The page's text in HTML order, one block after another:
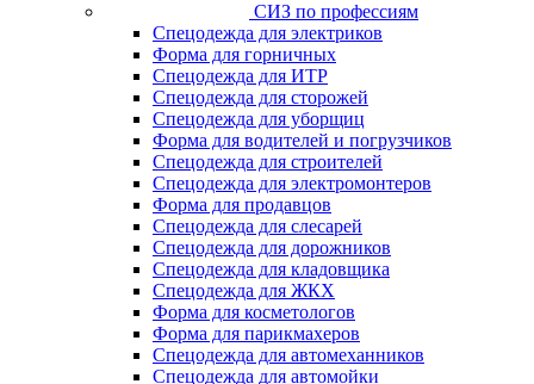
СИЗ по профессиям
Спецодежда для электриков
Форма для горничных
Спецодежда для ИТР
Спецодежда для сторожей
Спецодежда для уборщиц
Форма для водителей и погрузчиков
Спецодежда для строителей
Спецодежда для электромонтеров
Форма для продавцов
Спецодежда для слесарей
Спецодежда для дорожников
Спецодежда для кладовщика
Спецодежда для ЖКХ
Форма для косметологов
Форма для парикмахеров
Спецодежда для автомеханников
Спецодежда для автомойки